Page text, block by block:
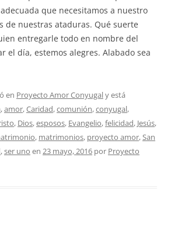
que necesitamos a nuestro
de nuestras ataduras. Qué suerte
entregarle todo en nombre del
el día, estemos alegres. Alabado sea
en Proyecto Amor Conyugaly está
,amor,Caridad,comunión,conyugal,
, Dios,esposos, Evangelio,felicidad, Jesús,
, matrimonios, proyecto amor,San
,ser uno en 23 mayo, 2016 por Proyecto